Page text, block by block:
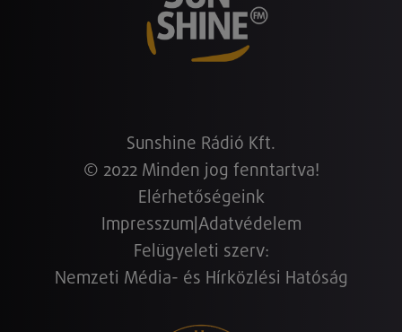
Sunshine Rádió Kft.
© 2022 Minden jog fenntartva!
Elérhetőségeink
Impresszum Adatvédelem
Felügyeleti szerv:
Nemzeti Média- és Hírközlési Hatóság